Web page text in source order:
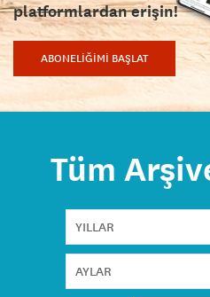
platformlardan erişin!
ABONELİĞİMİ BAŞLAT
Tüm